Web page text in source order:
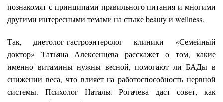
познакомят с принципами правильного питания и многими
другими интересными темами на стыке beauty и wellness.
Так, диетолог-гастроэнтеролог клиники «Семейный
доктор» Татьяна Алексенцева расскажет о том, какие
именно витамины нужны весной, помогают ли БАДы в
снижении веса, что влияет на работоспособность нервной
системы. Психолог Наталья Рогачева даст совет, как